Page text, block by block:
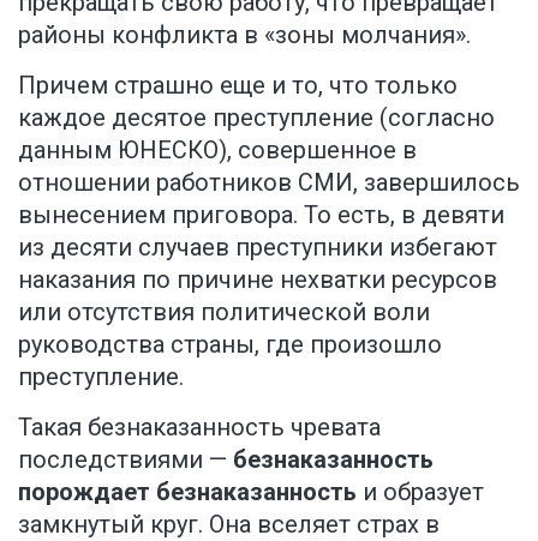
районы конфликта в «зоны молчания».
Причем страшно еще и то, что только
каждое десятое преступление (согласно
данным ЮНЕСКО), совершенное в
отношении работников СМИ, завершилось
вынесением приговора. То есть, в девяти
из десяти случаев преступники избегают
наказания по причине нехватки ресурсов
или отсутствия политической воли
руководства страны, где произошло
преступление.
Такая безнаказанность чревата
последствиями — безнаказанность
порождает безнаказанность и образует
замкнутый круг. Она вселяет страх в